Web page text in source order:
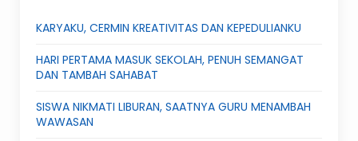
KARYAKU, CERMIN KREATIVITAS DAN KEPEDULIANKU
HARI PERTAMA MASUK SEKOLAH, PENUH SEMANGAT
DAN TAMBAH SAHABAT
SISWA NIKMATI LIBURAN, SAATNYA GURU MENAMBAH
WAWASAN